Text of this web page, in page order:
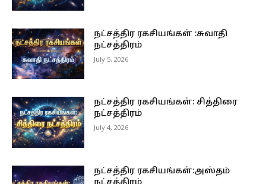
நட்சத்திர ரகசியங்கள் :சுவாதி
நட்சத்திரம்
July 5, 2026
நட்சத்திர ரகசியங்கள்: சித்திரை
நட்சத்திரம்
July 4, 2026
நட்சத்திர ரகசியங்கள்:அஸ்தம்